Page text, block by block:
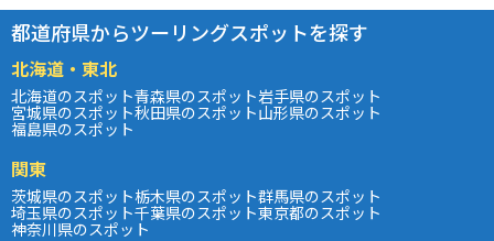
都道府県からツーリングスポットを探す
北海道・東北
北海道のスポット青森県のスポット岩手県のスポット
宮城県のスポット秋田県のスポット山形県のスポット
福島県のスポット
関東
茨城県のスポット栃木県のスポット群馬県のスポット
埼玉県のスポット千葉県のスポット東京都のスポット
神奈川県のスポット